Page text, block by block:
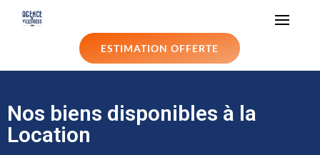
ESTIMATION OFFERTE
Nos biens disponibles à la
Location